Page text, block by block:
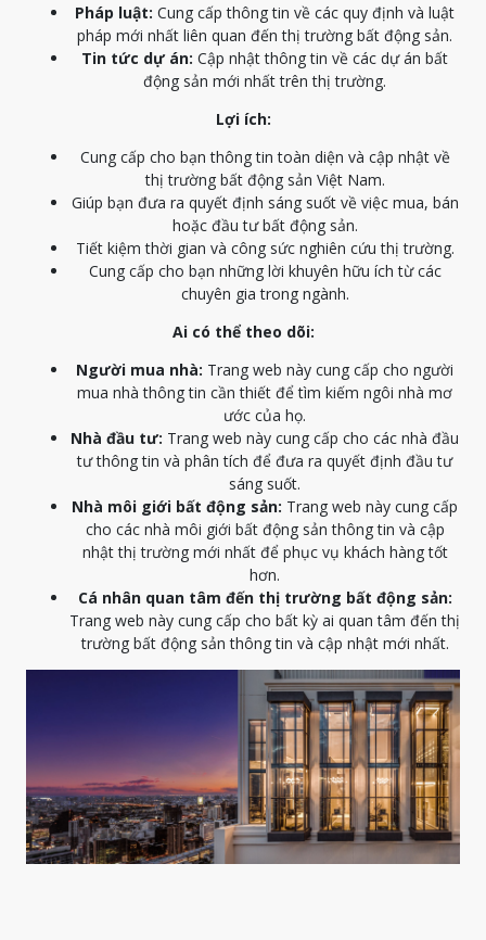
Pháp luật: Cung cấp thông tin về các quy định và luật
pháp mới nhất liên quan đến thị trường bất động sản.
Tin tức dự án: Cập nhật thông tin về các dự án bất
động sản mới nhất trên thị trường.
Lợi ích:
Cung cấp cho bạn thông tin toàn diện và cập nhật về
thị trường bất động sản Việt Nam.
Giúp bạn đưa ra quyết định sáng suốt về việc mua, bán
hoặc đầu tư bất động sản.
Tiết kiệm thời gian và công sức nghiên cứu thị trường.
Cung cấp cho bạn những lời khuyên hữu ích từ các
chuyên gia trong ngành.
Ai có thể theo dõi:
Người mua nhà: Trang web này cung cấp cho người
mua nhà thông tin cần thiết để tìm kiếm ngôi nhà mơ
ước của họ.
Nhà đầu tư: Trang web này cung cấp cho các nhà đầu
tư thông tin và phân tích để đưa ra quyết định đầu tư
sáng suốt.
Nhà môi giới bất động sản: Trang web này cung cấp
cho các nhà môi giới bất động sản thông tin và cập
nhật thị trường mới nhất để phục vụ khách hàng tốt
hơn.
Cá nhân quan tâm đến thị trường bất động sản:
Trang web này cung cấp cho bất kỳ ai quan tâm đến thị
trường bất động sản thông tin và cập nhật mới nhất.